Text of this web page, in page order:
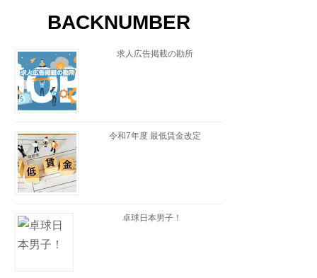
BACKNUMBER
求人広告掲載の勘所
令和7年度 最低賃金改定
卓球日本男子！